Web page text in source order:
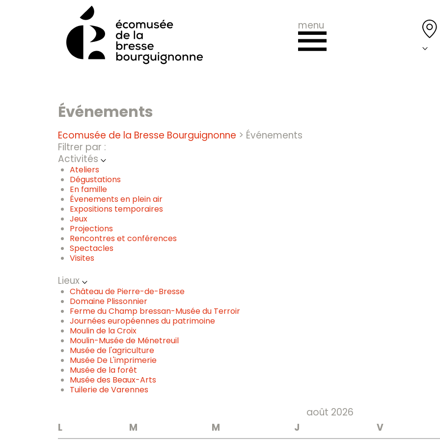
menu
Événements
Ecomusée de la Bresse Bourguignonne > Événements
Filtrer par :
Activités
Ateliers
Dégustations
En famille
Évenements en plein air
Expositions temporaires
Jeux
Projections
Rencontres et conférences
Spectacles
Visites
Lieux
Château de Pierre-de-Bresse
Domaine Plissonnier
Ferme du Champ bressan-Musée du Terroir
Journées européennes du patrimoine
Moulin de la Croix
Moulin-Musée de Ménetreuil
Musée de l'agriculture
Musée De L'imprimerie
Musée de la forêt
Musée des Beaux-Arts
Tuilerie de Varennes
août 2026
L
M M J V